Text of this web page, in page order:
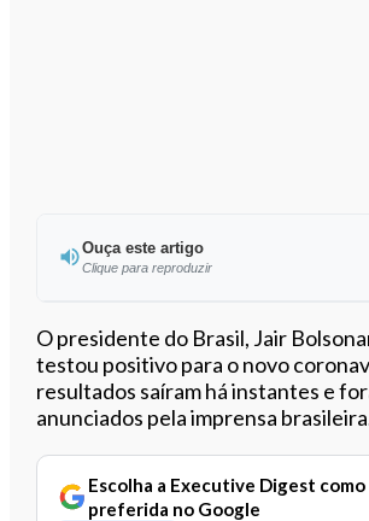
Ouça este artigo
Clique para reproduzir
Ouvir este artigo
O presidente do Brasil, Jair
testou positivo para o novo
resultados saíram há instantes e
anunciados pela imprensa
Escolha a Executive Digest
preferida no Google